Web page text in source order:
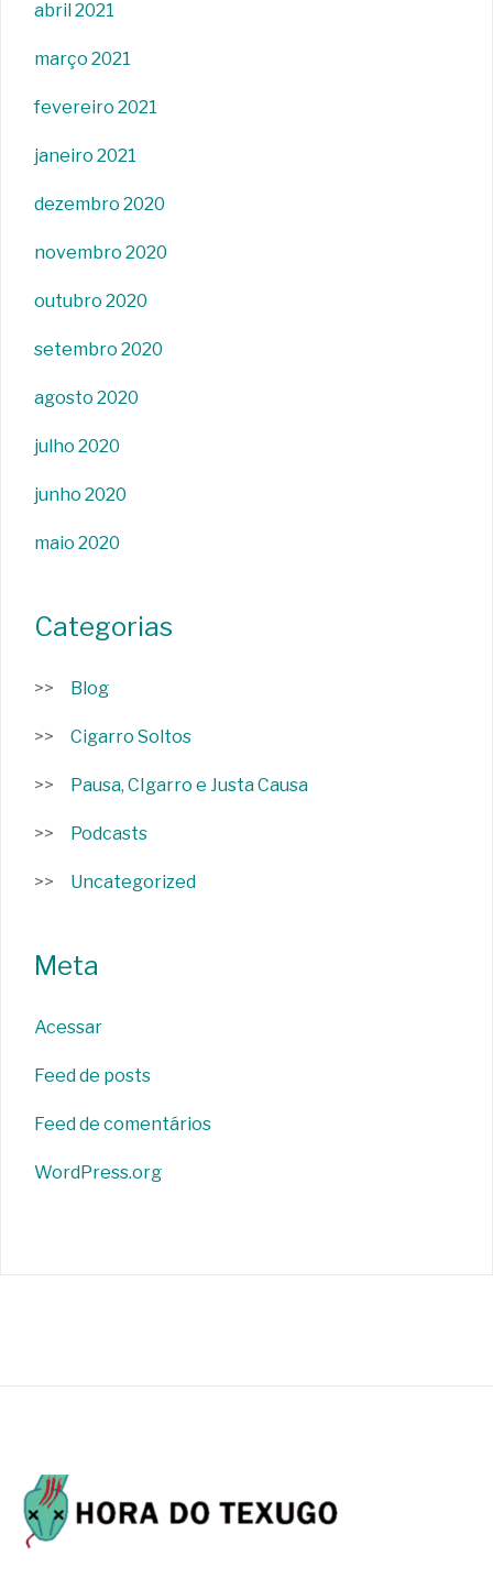
abril 2021
março 2021
fevereiro 2021
janeiro 2021
dezembro 2020
novembro 2020
outubro 2020
setembro 2020
agosto 2020
julho 2020
junho 2020
maio 2020
Categorias
Blog
Cigarro Soltos
Pausa, CIgarro e Justa Causa
Podcasts
Uncategorized
Meta
Acessar
Feed de posts
Feed de comentários
WordPress.org